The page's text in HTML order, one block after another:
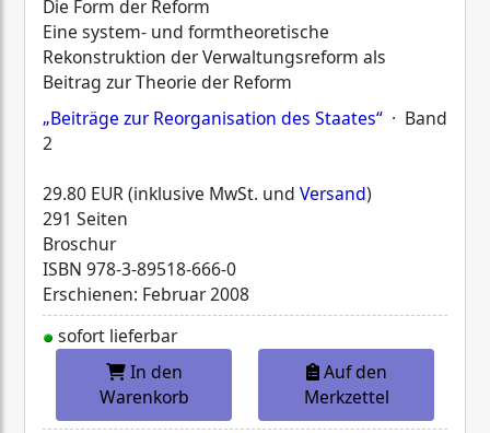
Die Form der Reform
Eine system- und formtheoretische
Rekonstruktion der Verwaltungsreform als
Beitrag zur Theorie der Reform
„Beiträge zur Reorganisation des Staates“ · Band
2
29.80 EUR (inklusive MwSt. und Versand)
291 Seiten
Broschur
ISBN 978-3-89518-666-0
Erschienen: Februar 2008
sofort lieferbar
In den
Warenkorb
Auf den
Merkzettel